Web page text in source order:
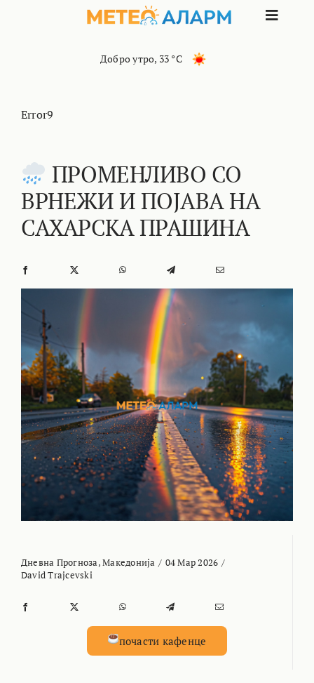
Toggle
ИНТЕРЕСНО
КОНТАКТ
Добро утро, 33 °C
Error9
ПРОМЕНЛИВО СО
ВРНЕЖИ И ПОЈАВА НА
САХАРСКА ПРАШИНА
Дневна Прогноза,Македонија / 04 Мар 2026 /
David Trajcevski
почасти кафенце